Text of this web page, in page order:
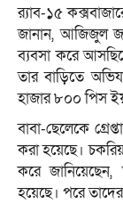
র‌্যাব-১৫
জানান, আজিজুল
ব্যবসা করে
তার বাড়িতে
হাজার ৮০০ পিস
বাবা-ছেলেকে
করা হয়েছে।
করে
হয়েছে। পরে